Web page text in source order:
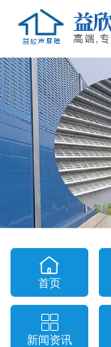
首页
新闻资讯